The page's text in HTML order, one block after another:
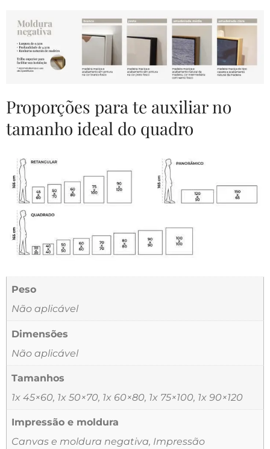
Proporções para te auxiliar no
tamanho ideal do quadro
Peso
Não aplicável
Dimensões
Não aplicável
Tamanhos
1x 45×60, 1x 50×70, 1x 60×80, 1x 75×100, 1x 90×120
Impressão e moldura
Canvas e moldura negativa, Impressão